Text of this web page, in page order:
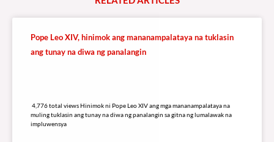
Pope Leo XIV, hinimok ang mananampalataya na tuklasin
ang tunay na diwa ng panalangin
4,776 total views Hinimok ni Pope Leo XIV ang mga mananampalataya na
muling tuklasin ang tunay na diwa ng panalangin sa gitna ng lumalawak na
impluwensya